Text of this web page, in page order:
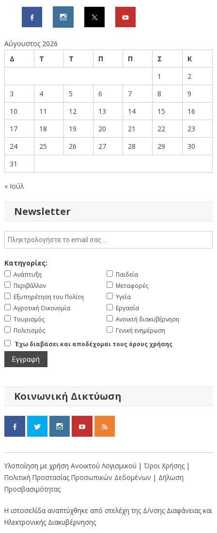
Αύγουστος 2026
Δ
Τ Τ Π Π Σ
Κ
1
2
3
4 5 6 7 8
9
10
11 12 13 14 15
16
17
18 19 20 21 22
23
24
25 26 27 28 29
30
31
« Ιούλ
Newsletter
Κατηγορίες:
Ανάπτυξη
Περιβάλλον
Εξυπηρέτηση του Πολίτη
Αγροτική Οικονομία
Τουρισμός
Πολιτισμός
Παιδεία
Μεταφορές
Υγεία
Εργασία
Ανοικτή διακυβέρνηση
Γενική ενημέρωση
Έχω διαβάσει και αποδέχομαι τους όρους χρήσης
Κοινωνική Δικτύωση
Υλοποίηση με χρήση Ανοικτού Λογισμικού | Όροι Χρήσης |
Πολιτική Προστασίας Προσωπικών Δεδομένων | Δήλωση
Προσβασιμότητας
Η ιστοσελίδα αναπτύχθηκε από στελέχη της Δ/νσης Διαφάνειας και
Ηλεκτρονικής Διακυβέρνησης